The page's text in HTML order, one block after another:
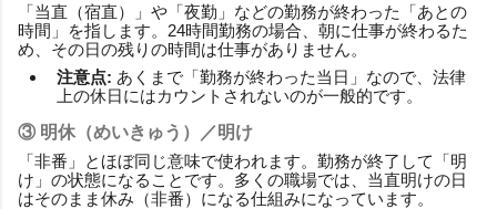
「当直（宿直）」や「夜勤」などの勤務が終わった「あとの
時間」を指します。24時間勤務の場合、朝に仕事が終わるた
め、その日の残りの時間は仕事がありません。
注意点: あくまで「勤務が終わった当日」なので、法律
上の休日にはカウントされないのが一般的です。
③ 明休（めいきゅう）／明け
「非番」とほぼ同じ意味で使われます。勤務が終了して「明
け」の状態になることです。多くの職場では、当直明けの日
はそのまま休み（非番）になる仕組みになっています。